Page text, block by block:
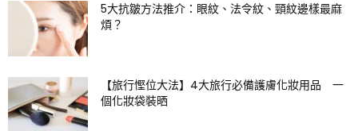
5大抗皺方法推介：眼紋、法令紋、頸紋邊樣最麻
煩？
【旅行慳位大法】4大旅行必備護膚化妝用品 一
個化妝袋裝晒